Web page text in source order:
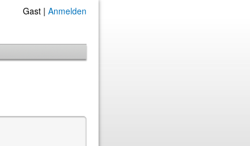
Gast | Anmelden